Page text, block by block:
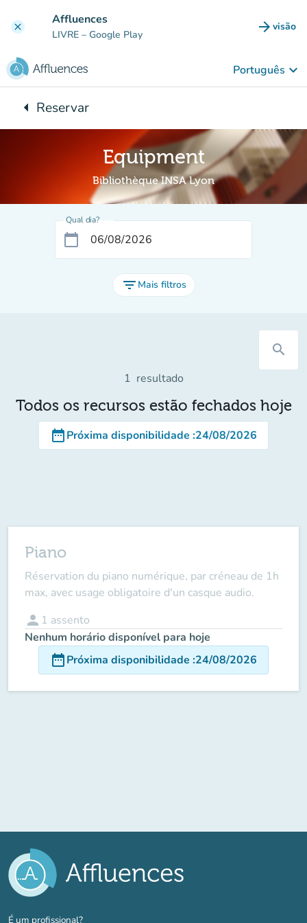
clear Affluences
LIVRE – Google Play arrow_forward visão
(novo
Português keyboard_arrow_down
arrow_leftVoltar para:
Reservar
Equipment
Bibliothèque INSA Lyon
Qual dia?
calendar_today
filter_list Mais filtros
search
1 resultado
Todos os recursos estão fechados hoje
date_rangePróxima disponibilidade :24/08/2026
Piano
Réservation du piano numérique, par créneau de 1h
max, avec usage obligatoire d'un casque audio.
person 1 assento
Nenhum horário disponível para hoje
date_rangePróxima disponibilidade :24/08/2026
É um profissional?(novo separador)